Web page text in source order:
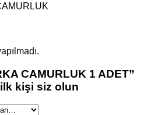
CAMURLUK 1 ADET”
kişi siz olun